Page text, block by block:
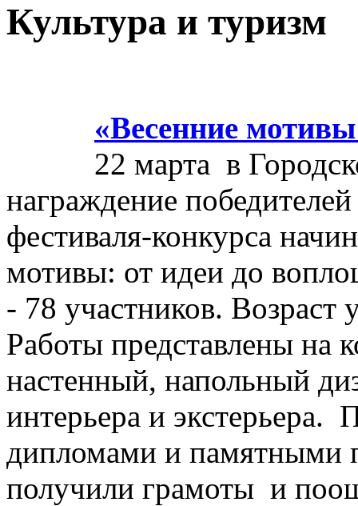
Культура и туризм
«Весенние
22 марта в
награждение
фестиваля-конкурса
мотивы: от идеи до
- 78 участников. Возраст
Работы представлены на
настенный, напольный
интерьера и экстерьера.
дипломами и памятными
получили грамоты и